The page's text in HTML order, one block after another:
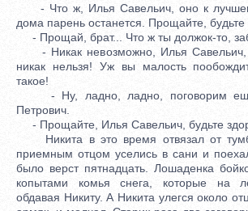
- Что ж, Илья Савельич, оно к
дома парень останется. Прощайте, будьте
- Прощай, брат... Что ж ты должок-то,
- Никак невозможно, Илья Савельич,
никак нельзя! Уж вы малость
такое!
- Ну, ладно, ладно, поговорим
Петрович.
- Прощайте, Илья Савельич, будьте
Никита в это время отвязал от
приемным отцом уселись в сани и
было верст пятнадцать. Лошаденка
копытами комья снега, которые на
обдавая Никиту. А Никита улегся около